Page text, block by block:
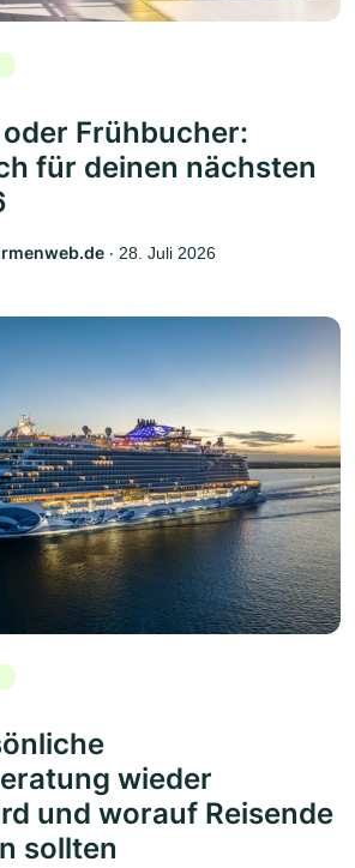
Frühbucher:
für deinen nächsten
‧ 28. Juli 2026
wieder
und worauf Reisende
sollten